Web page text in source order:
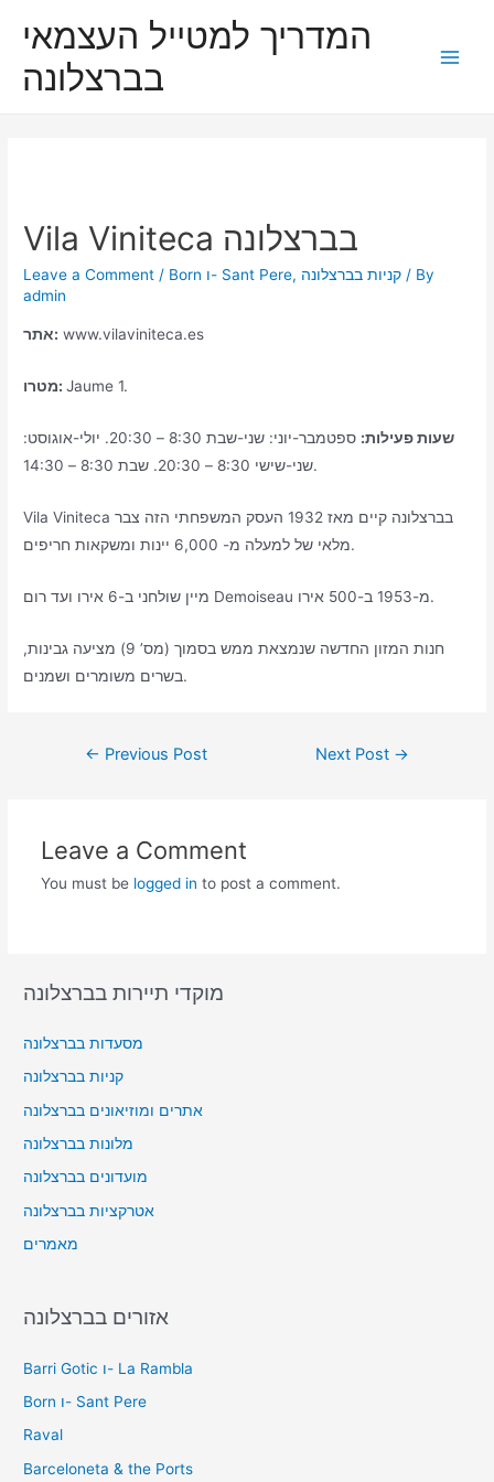
content
המדריך למטייל העצמאי
בברצלונה
Vila Viniteca בברצלונה
Leave a Comment / Born ו- Sant Pere, קניות בברצלונה / By
admin
אתר: www.vilaviniteca.es
מטרו:Jaume 1.
שעות פעילות:
ספטמבר-יוני: שני-שבת 8:30 – 20:30. יולי-אוגוסט:
שני-שישי 8:30 – 20:30. שבת 8:30 – 14:30.
Vila Viniteca בברצלונה קיים מאז 1932 העסק המשפחתי הזה צבר
מלאי של למעלה מ- 6,000 יינות ומשקאות חריפים.
מיין שולחני ב-6 אירו ועד רום Demoiseau מ-1953 ב-500 אירו.
חנות המזון החדשה שנמצאת ממש בסמוך (מס’ 9) מציעה גבינות,
בשרים משומרים ושמנים.
Post← Previous Post Next Post →
Leave a Comment
You must be logged in to post a comment.
מוקדי תיירות בברצלונה
מסעדות בברצלונה
קניות בברצלונה
אתרים ומוזיאונים בברצלונה
מלונות בברצלונה
מועדונים בברצלונה
אטרקציות בברצלונה
מאמרים
אזורים בברצלונה
Barri Gotic ו- La Rambla
Born ו- Sant Pere
Raval
Barceloneta & the Ports